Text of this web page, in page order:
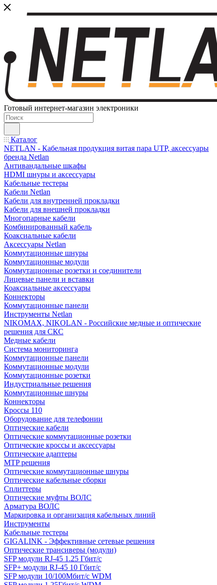
Готовый интернет-магазин электроники
Каталог
NETLAN - Кабельная продукция витая пара UTP, аксессуары
бренда Netlan
Антивандальные шкафы
HDMI шнуры и аксессуары
Кабельные тестеры
Кабели Netlan
Кабели для внутренней прокладки
Кабели для внешней прокладки
Многопарные кабели
Комбинированный кабель
Коаксиальные кабели
Аксессуары Netlan
Коммутационные шнуры
Коммутационные модули
Коммутационные розетки и соединители
Лицевые панели и вставки
Коаксиальные аксессуары
Коннекторы
Коммутационные панели
Инструменты Netlan
NIKOMAX, NIKOLAN - Российские медные и оптические
решения для СКС
Медные кабели
Система мониторинга
Коммутационные панели
Коммутационные модули
Коммутационные розетки
Индустриальные решения
Коммутационные шнуры
Коннекторы
Кроссы 110
Оборудование для телефонии
Оптические кабели
Оптические коммутационные розетки
Оптические кроссы и аксессуары
Оптические адаптеры
MTP решения
Оптические коммутационные шнуры
Оптические кабельные сборки
Сплиттеры
Оптические муфты ВОЛС
Арматура ВОЛС
Маркировка и организация кабельных линий
Инструменты
Кабельные тестеры
GIGALINK - Эффективные сетевые решения
Оптические трансиверы (модули)
SFP модули RJ-45 1.25 Гбит/c
SFP+ модули RJ-45 10 Гбит/c
SFP модули 10/100Мбит/с WDM